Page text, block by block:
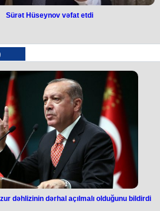
Hüseynov vəfat edib. O, İstanbulda müalicə
xəstəxanada dünyasını dəyişib.
Sürət Hüseynov vəfat etdi
dəhlizinin dərhal açılmalı olduğunu bildirdi